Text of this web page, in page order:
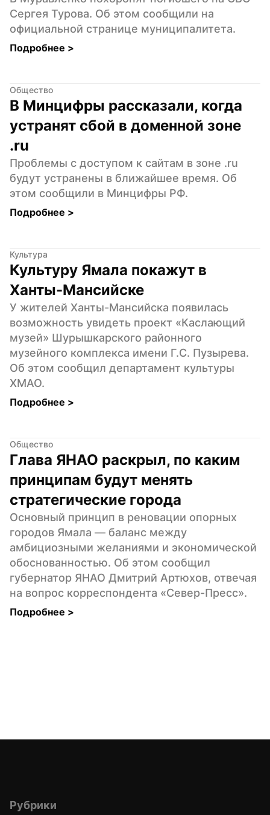
Сергея Турова. Об этом сообщили на
официальной странице муниципалитета.
Подробнее >
Общество
В Минцифры рассказали, когда
устранят сбой в доменной зоне
.ru
Проблемы с доступом к сайтам в зоне .ru
будут устранены в ближайшее время. Об
этом сообщили в Минцифры РФ.
Подробнее >
Культура
Культуру Ямала покажут в
Ханты-Мансийске
У жителей Ханты-Мансийска появилась
возможность увидеть проект «Каслающий
музей» Шурышкарского районного
музейного комплекса имени Г.С. Пузырева.
Об этом сообщил департамент культуры
ХМАО.
Подробнее >
Общество
Глава ЯНАО раскрыл, по каким
принципам будут менять
стратегические города
Основный принцип в реновации опорных
городов Ямала — баланс между
амбициозными желаниями и экономической
обоснованностью. Об этом сообщил
губернатор ЯНАО Дмитрий Артюхов, отвечая
на вопрос корреспондента «Север-Пресс».
Подробнее >
Рубрики